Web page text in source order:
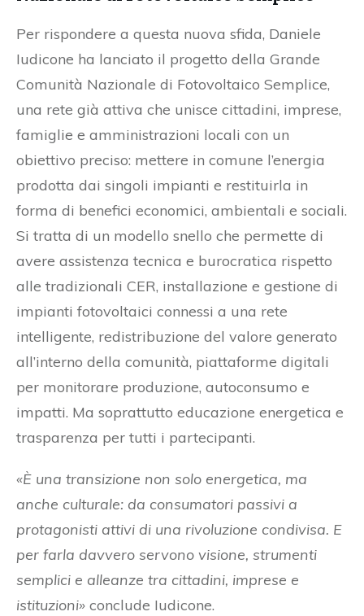
Per rispondere a questa nuova sfida, Daniele
Iudicone ha lanciato il progetto della Grande
Comunità Nazionale di Fotovoltaico Semplice,
una rete già attiva che unisce cittadini, imprese,
famiglie e amministrazioni locali con un
obiettivo preciso: mettere in comune l’energia
prodotta dai singoli impianti e restituirla in
forma di benefici economici, ambientali e sociali.
Si tratta di un modello snello che permette di
avere assistenza tecnica e burocratica rispetto
alle tradizionali CER, installazione e gestione di
impianti fotovoltaici connessi a una rete
intelligente, redistribuzione del valore generato
all’interno della comunità, piattaforme digitali
per monitorare produzione, autoconsumo e
impatti. Ma soprattutto educazione energetica e
trasparenza per tutti i partecipanti.
«È una transizione non solo energetica, ma
anche culturale: da consumatori passivi a
protagonisti attivi di una rivoluzione condivisa. E
per farla davvero servono visione, strumenti
semplici e alleanze tra cittadini, imprese e
istituzioni» conclude Iudicone.